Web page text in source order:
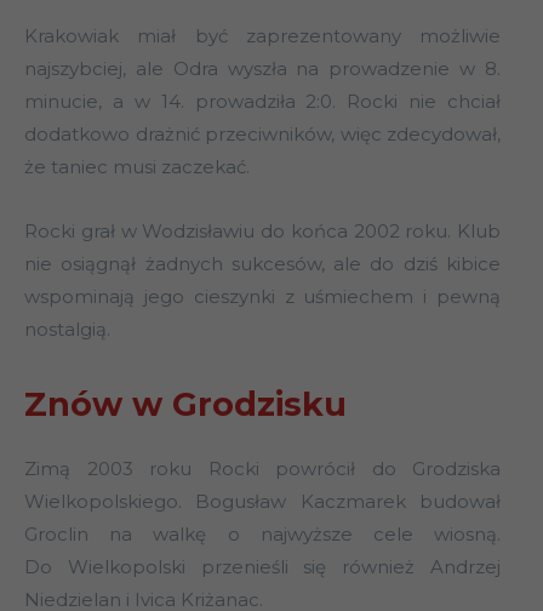
Krakowiak miał być zaprezentowany możliwie
najszybciej, ale Odra wyszła na prowadzenie w 8.
minucie, a w 14. prowadziła 2:0. Rocki nie chciał
dodatkowo drażnić przeciwników, więc zdecydował,
że taniec musi zaczekać.
Rocki grał w Wodzisławiu do końca 2002 roku. Klub
nie osiągnął żadnych sukcesów, ale do dziś kibice
wspominają jego cieszynki z uśmiechem i pewną
nostalgią.
Znów w Grodzisku
Zimą 2003 roku Rocki powrócił do Grodziska
Wielkopolskiego. Bogusław Kaczmarek budował
Groclin na walkę o najwyższe cele wiosną.
Do Wielkopolski przenieśli się również Andrzej
Niedzielan i Ivica Kriżanac.